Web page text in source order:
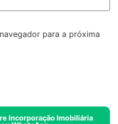
para a próxima
Incorporação Imobiliária